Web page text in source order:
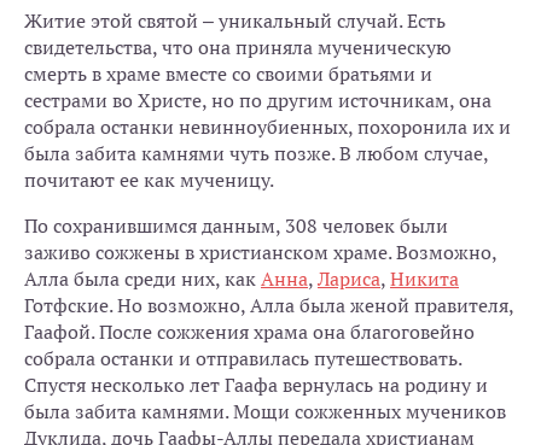
Житие этой святой – уникальный случай. Есть
свидетельства, что она приняла мученическую
смерть в храме вместе со своими братьями и
сестрами во Христе, но по другим источникам, она
собрала останки невинноубиенных, похоронила их и
была забита камнями чуть позже. В любом случае,
почитают ее как мученицу.
По сохранившимся данным, 308 человек были
заживо сожжены в христианском храме. Возможно,
Алла была среди них, как Анна, Лариса, Никита
Готфские. Но возможно, Алла была женой правителя,
Гаафой. После сожжения храма она благоговейно
собрала останки и отправилась путешествовать.
Спустя несколько лет Гаафа вернулась на родину и
была забита камнями. Мощи сожженных мучеников
Дуклида, дочь Гаафы-Аллы передала христианам